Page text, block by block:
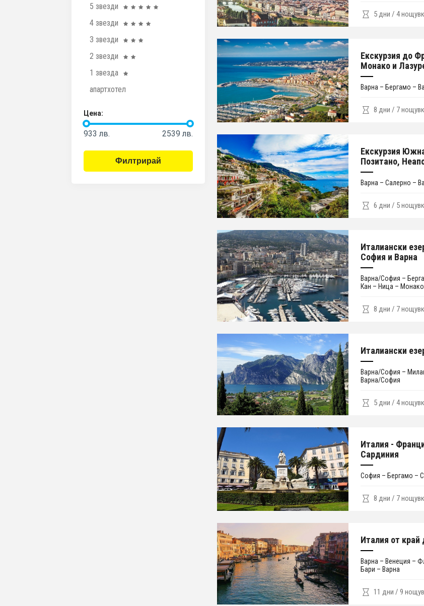
5 звезди
4 звезди
3 звезди
2 звезди
1 звезда
апартхотел
Цена:
933 лв. 2539 лв.
Филтрирай
5 дни / 4
Екскурзия до
Монако и
Варна – Бергамо –
8 дни / 7
Екскурзия
Позитано,
Варна – Салерно –
6 дни / 5
Италиански
София и Варна
Варна/София –
Кан – Ница –
8 дни / 7
Италиански
Варна/София –
Варна/София
5 дни / 4
Италия -
Сардиния
София – Бергамо –
8 дни / 7
Италия от край
Варна – Венеция –
Бари – Варна
11 дни / 9